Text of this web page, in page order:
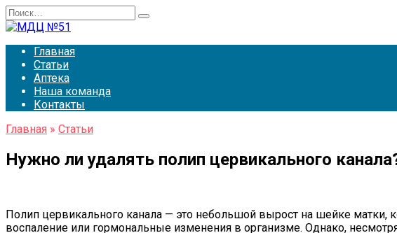
Перейти
к
Search
for:
Главная
Статьи
Аптека
Наша команда
Контакты
Главная » Статьи
Нужно ли удалять полип цервикального
Полип цервикального канала — это небольшой вырост на шейке
воспаление или гормональные изменения в организме. Однако,